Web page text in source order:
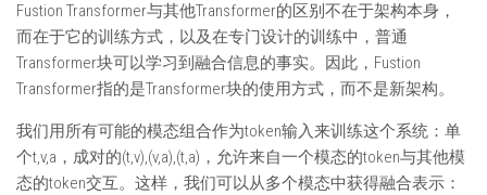
Fustion Transformer与其他Transformer的区别不在于架构本身，
而在于它的训练方式，以及在专门设计的训练中，普通
Transformer块可以学习到融合信息的事实。因此，Fustion
Transformer指的是Transformer块的使用方式，而不是新架构。
我们用所有可能的模态组合作为token输入来训练这个系统：单
个t,v,a，成对的(t,v),(v,a),(t,a)，允许来自一个模态的token与其他模
态的token交互。这样，我们可以从多个模态中获得融合表示：